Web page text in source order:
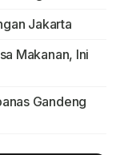
Jakarta
Makanan, Ini
Gandeng